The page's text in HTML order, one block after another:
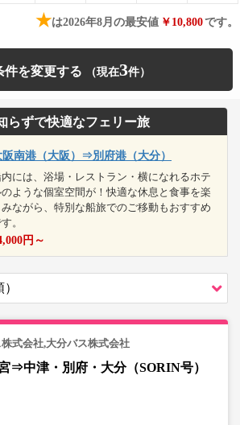
★は2026年8月の最安値 ￥10,800です。
件を変更する 3
らずで快適なフェリー旅
阪南港（大阪）⇒別府港（大分）
には、浴場・レストラン・横になれるホテ
のような個室空間が！快適な休息と食事を楽
みながら、特別な船旅でのご移動もおすすめ
。
円～
式会社,大分バス株式会社
⇒中津・別府・大分（SORIN号）